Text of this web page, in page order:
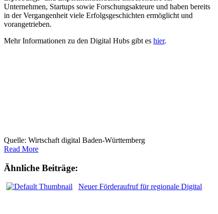
Unternehmen, Startups sowie Forschungsakteure und haben bereits
in der Vergangenheit viele Erfolgsgeschichten ermöglicht und
vorangetrieben.
Mehr Informationen zu den Digital Hubs gibt es hier.
Quelle: Wirtschaft digital Baden-Württemberg
Read More
Ähnliche Beiträge:
Neuer Förderaufruf für regionale Digital